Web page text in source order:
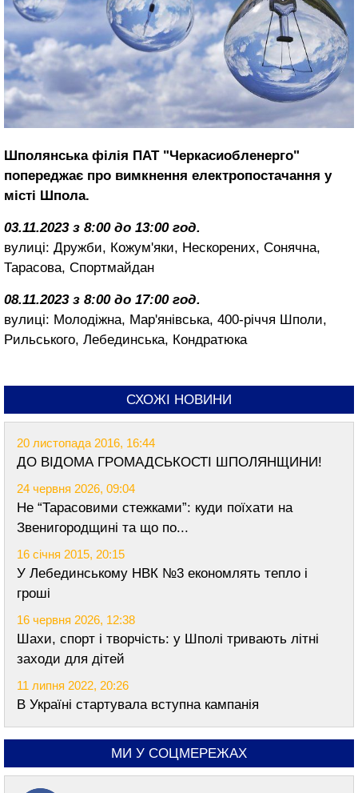
Шполянська філія ПАТ "Черкасиобленерго"
попереджає про вимкнення електропостачання у
місті Шпола.
03.11.2023 з 8:00 до 13:00 год.
вулиці: Дружби, Кожум'яки, Нескорених, Сонячна,
Тарасова, Спортмайдан
08.11.2023 з 8:00 до 17:00 год.
вулиці: Молодіжна, Мар'янівська, 400-річчя Шполи,
Рильського, Лебединська, Кондратюка
СХОЖІ НОВИНИ
20 листопада 2016, 16:44
ДО ВІДОМА ГРОМАДСЬКОСТІ ШПОЛЯНЩИНИ!
24 червня 2026, 09:04
Не “Тарасовими стежками”: куди поїхати на
Звенигородщині та що по...
16 січня 2015, 20:15
У Лебединському НВК №3 економлять тепло і
гроші
16 червня 2026, 12:38
Шахи, спорт і творчість: у Шполі тривають літні
заходи для дітей
11 липня 2022, 20:26
В Україні стартувала вступна кампанія
МИ У СОЦМЕРЕЖАХ